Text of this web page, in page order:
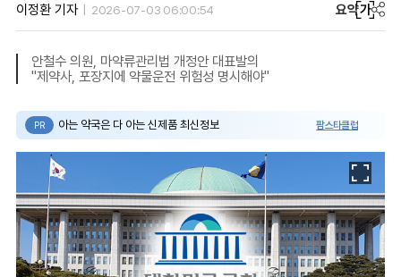
이정환 기자 2026-07-03 06:00:54 요약가
안철수 의원, 마약류관리법 개정안 대표발의
"제약사, 포장지에 약물운전 위험성 명시해야"
PR 아는 약국은 다 아는 신제품 최신정보 팜스타클럽